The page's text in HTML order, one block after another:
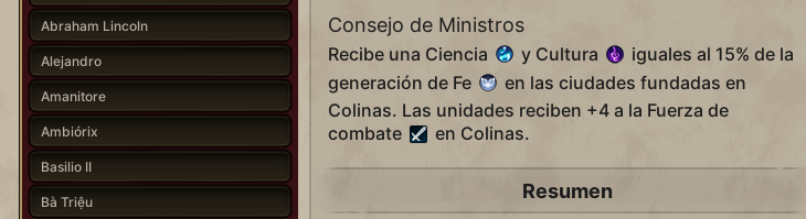
Abraham Lincoln
Alejandro
Amanitore
Ambiórix
Basilio II
Bà Triệu
Consejo de Ministros
Recibe una Ciencia y Cultura
iguales al 15% de la
generación de Fe
en las ciudades fundadas en
Colinas. Las unidades reciben +4 a la Fuerza de
combate
en Colinas.
Resumen